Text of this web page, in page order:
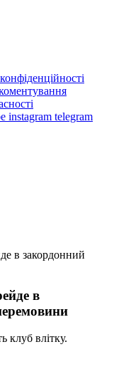
instagram telegram
в закордонний
в
клуб влітку.